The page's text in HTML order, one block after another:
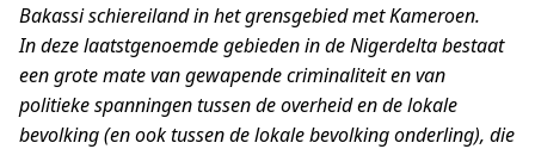
Bakassi schiereiland in het grensgebied met Kameroen.
In deze laatstgenoemde gebieden in de Nigerdelta bestaat
een grote mate van gewapende criminaliteit en van
politieke spanningen tussen de overheid en de lokale
bevolking (en ook tussen de lokale bevolking onderling), die